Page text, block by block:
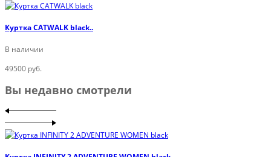
Куртка CATWALK black..
В наличии
49500 руб.
Вы недавно смотрели